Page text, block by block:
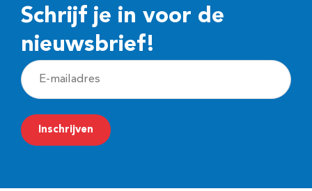
Schrijf je in voor de
nieuwsbrief!
E
-
m
a
Inschrijven